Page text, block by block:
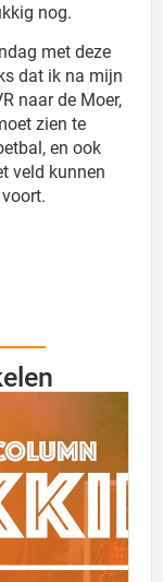
nog.
met deze
dat ik na mijn
naar de Moer,
zien te
en ook
veld kunnen